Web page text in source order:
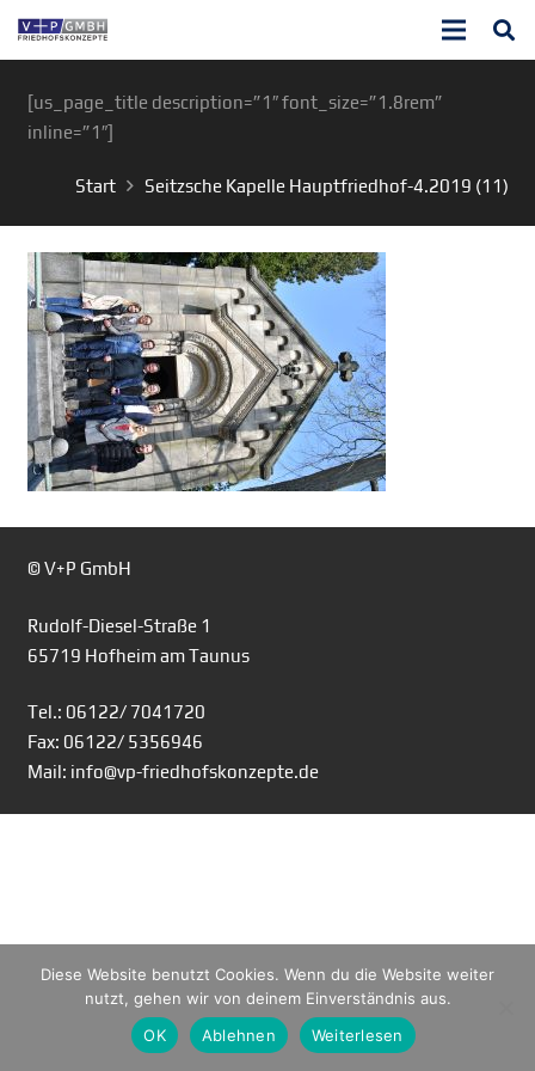
[us_page_title description=”1″ font_size=”1.8rem”
inline=”1″]
Start Seitzsche Kapelle Hauptfriedhof-4.2019 (11)
© V+P GmbH
Rudolf-Diesel-Straße 1
65719 Hofheim am Taunus
Tel.: 06122/ 7041720
Fax: 06122/ 5356946
Mail: info@vp-friedhofskonzepte.de
Diese Website benutzt Cookies. Wenn du die Website weiter
nutzt, gehen wir von deinem Einverständnis aus.
OK
Ablehnen Weiterlesen